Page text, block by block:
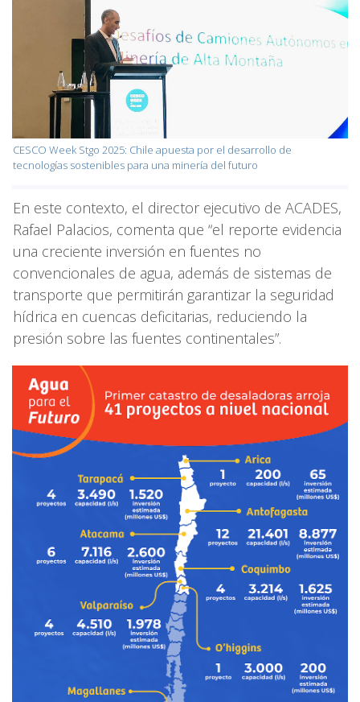
CESCO Week Stgo 2025: Chile apuesta por el desarrollo de
tecnologías sostenibles para una minería del futuro
En este contexto, el director ejecutivo de ACADES,
Rafael Palacios, comenta que “el reporte evidencia
una creciente inversión en fuentes no
convencionales de agua, además de sistemas de
transporte que permitirán garantizar la seguridad
hídrica en cuencas deficitarias, reduciendo la
presión sobre las fuentes continentales”.